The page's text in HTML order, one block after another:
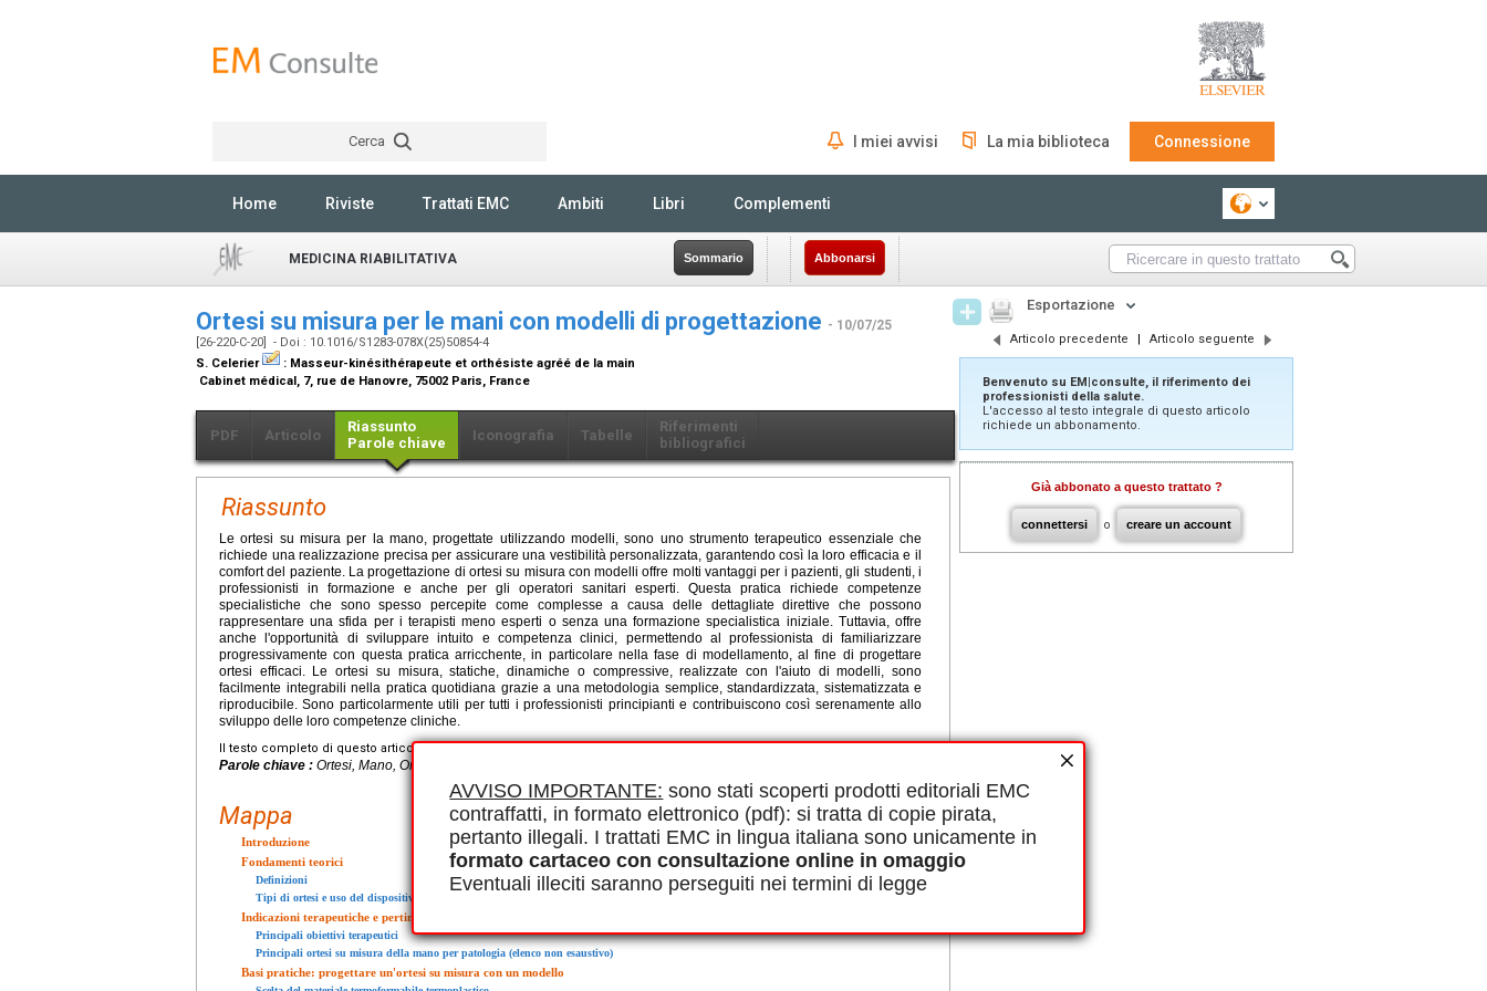
AVVISO IMPORTANTE: sono stati scoperti prodotti editoriali EMC
contraffatti, in formato elettronico (pdf): si tratta di copie pirata,
pertanto illegali. I trattati EMC in lingua italiana sono unicamente in
formato cartaceo con consultazione online in omaggio
Eventuali illeciti saranno perseguiti nei termini di legge
Cerca I miei avvisi La mia biblioteca Connessione
Home Riviste Trattati EMC Ambiti Libri Complementi
MEDICINA RIABILITATIVA Sommario Abbonarsi
Ortesi su misura per le mani con modelli di progettazione - 10/07/25
[26-220-C-20] - Doi : 10.1016/S1283-078X(25)50854-4
S. Celerier
: Masseur-kinésithérapeute et orthésiste agréé de la main
Cabinet médical, 7, rue de Hanovre, 75002 Paris, France
PDF Articolo
Riassunto
Parole chiave
Iconografia Tabelle
Riferimenti
bibliografici
Riassunto
Le ortesi su misura per la mano, progettate utilizzando modelli, sono uno strumento terapeutico essenziale che
richiede una realizzazione precisa per assicurare una vestibilità personalizzata, garantendo così la loro efficacia e il
comfort del paziente. La progettazione di ortesi su misura con modelli offre molti vantaggi per i pazienti, gli studenti, i
professionisti in formazione e anche per gli operatori sanitari esperti. Questa pratica richiede competenze
specialistiche che sono spesso percepite come complesse a causa delle dettagliate direttive che possono
rappresentare una sfida per i terapisti meno esperti o senza una formazione specialistica iniziale. Tuttavia, offre
anche l'opportunità di sviluppare intuito e competenza clinici, permettendo al professionista di familiarizzare
progressivamente con questa pratica arricchente, in particolare nella fase di modellamento, al fine di progettare
ortesi efficaci. Le ortesi su misura, statiche, dinamiche o compressive, realizzate con l'aiuto di modelli, sono
facilmente integrabili nella pratica quotidiana grazie a una metodologia semplice, standardizzata, sistematizzata e
riproducibile. Sono particolarmente utili per tutti i professionisti principianti e contribuiscono così serenamente allo
sviluppo delle loro competenze cliniche.
Il testo completo di questo articolo è disponibile in PDF.
Parole chiave : Ortesi, Mano, Ortesizzazione, Ortopedia, Su misura, Modello
Mappa
Introduzione
Fondamenti teorici
Definizioni
Tipi di ortesi e uso del dispositivo
Indicazioni terapeutiche e pertinenza di un dispositivo su misura
Principali obiettivi terapeutici
Principali ortesi su misura della mano per patologia (elenco non esaustivo)
Basi pratiche: progettare un'ortesi su misura con un modello
Esportazione
Articolo precedente | Articolo seguente
Benvenuto su EM|consulte, il riferimento dei
professionisti della salute.
L'accesso al testo integrale di questo articolo
richiede un abbonamento.
Già abbonato a questo trattato ?
connettersi o creare un account